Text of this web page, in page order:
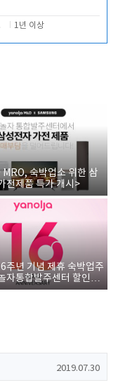
1년 이상
MRO, 숙박업소 위한 삼
전제품 특가 개시>
주년 기념 제휴 숙박업주
자통합발주센터 할인쿠
2019.07.30